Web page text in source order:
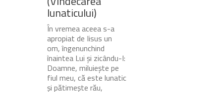
lunaticului)
În vremea aceea s-a
apropiat de Iisus un
om, îngenunchind
înaintea Lui și zicându-I:
Doamne, miluiește pe
fiul meu, că este lunatic
și pătimește rău,